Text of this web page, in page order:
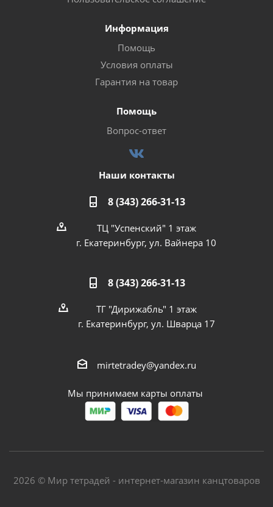
Информация
Помощь
Условия оплаты
Гарантия на товар
Помощь
Вопрос-ответ
Наши контакты
8 (343) 266-31-13
ТЦ "Успенский" 1 этаж
г. Екатеринбург, ул. Вайнера 10
8 (343) 266-31-13
ТГ "Дирижабль" 1 этаж
г. Екатеринбург, ул. Шварца 17
mirtetradey@yandex.ru
Мы принимаем карты оплаты
2026 © Мир тетрадей - интернет-магазин канцтоваров